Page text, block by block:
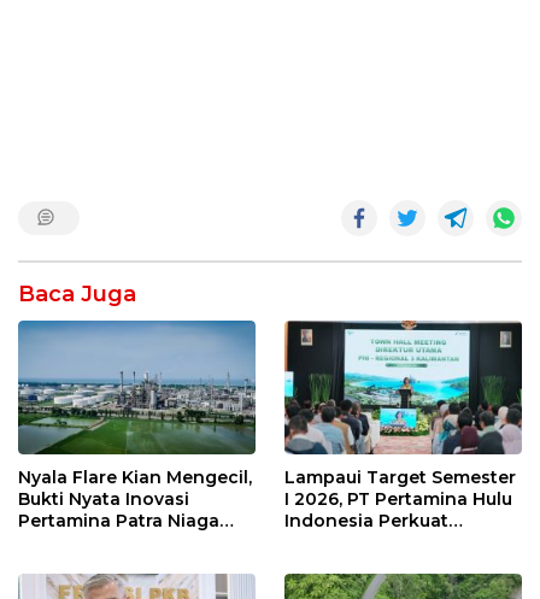
Baca Juga
Nyala Flare Kian Mengecil,
Bukti Nyata Inovasi
Pertamina Patra Niaga
Lampaui Target Semester
I 2026, PT Pertamina Hulu
Indonesia Perkuat
Keselamatan Kerja